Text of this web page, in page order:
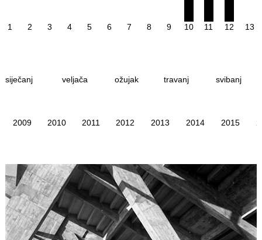
1 2 3 4 5 6 7 8 9 10 11 12 13
siječanj veljača ožujak travanj svibanj
2009 2010 2011 2012 2013 2014 2015